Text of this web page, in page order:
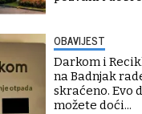
OBAVIJEST
Darkom i
na Badnjak
skraćeno. Evo
možete doći...